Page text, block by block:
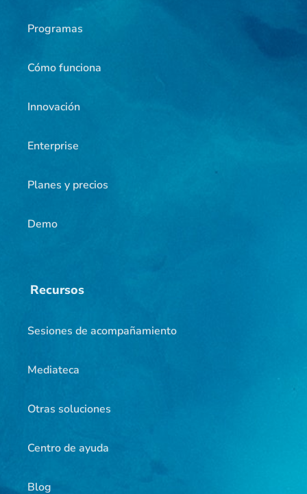
Programas
Cómo funciona
Innovación
Enterprise
Planes y precios
Demo
Recursos
Sesiones de acompañamiento
Mediateca
Otras soluciones
Centro de ayuda
Blog